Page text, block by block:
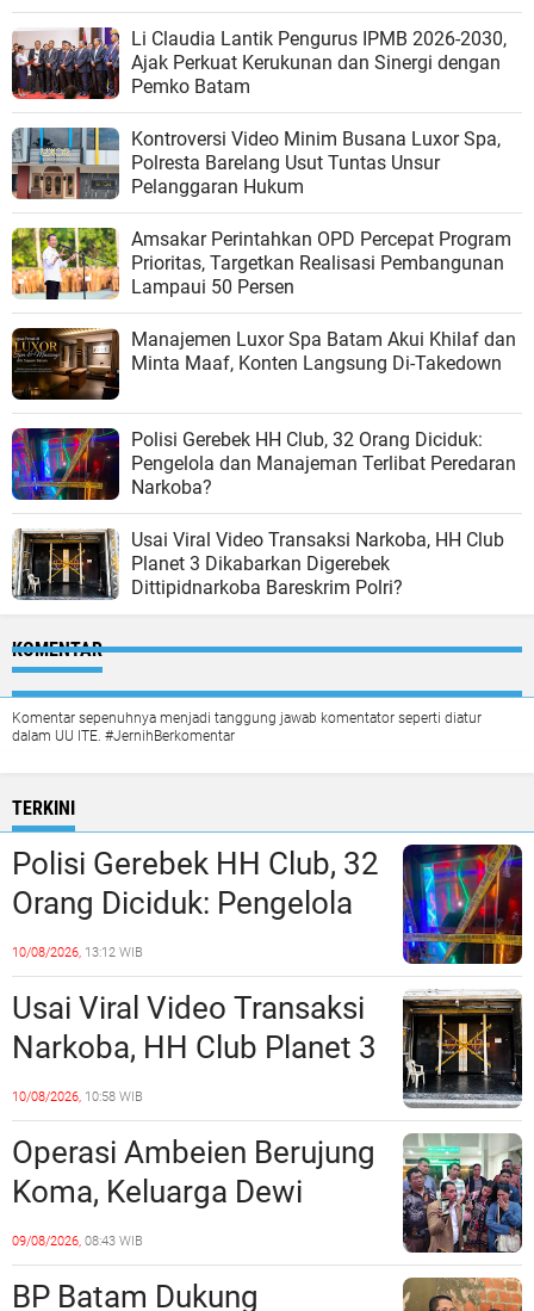
Li Claudia Lantik Pengurus IPMB 2026-2030,
Ajak Perkuat Kerukunan dan Sinergi dengan
Pemko Batam
Kontroversi Video Minim Busana Luxor Spa,
Polresta Barelang Usut Tuntas Unsur
Pelanggaran Hukum
Amsakar Perintahkan OPD Percepat Program
Prioritas, Targetkan Realisasi Pembangunan
Lampaui 50 Persen
Manajemen Luxor Spa Batam Akui Khilaf dan
Minta Maaf, Konten Langsung Di-Takedown
Polisi Gerebek HH Club, 32 Orang Diciduk:
Pengelola dan Manajeman Terlibat Peredaran
Narkoba?
Usai Viral Video Transaksi Narkoba, HH Club
Planet 3 Dikabarkan Digerebek
Dittipidnarkoba Bareskrim Polri?
KOMENTAR
Komentar sepenuhnya menjadi tanggung jawab komentator seperti diatur
dalam UU ITE. #JernihBerkomentar
TERKINI
Polisi Gerebek HH Club, 32
Orang Diciduk: Pengelola
dan Manajeman Terlibat
Peredaran Narkoba?
10/08/2026, 13:12 WIB
Usai Viral Video Transaksi
Narkoba, HH Club Planet 3
Dikabarkan Digerebek
Dittipidnarkoba Bareskrim
Polri?
10/08/2026, 10:58 WIB
Operasi Ambeien Berujung
Koma, Keluarga Dewi
Sartika Polisikan RS Awal
Bros Botania
09/08/2026, 08:43 WIB
BP Batam Dukung